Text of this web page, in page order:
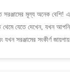
সরঞ্জামের মূল্য অনেক
যেতে দেখেন, যখন আপনি
সরঞ্জামের সংকীর্ণ